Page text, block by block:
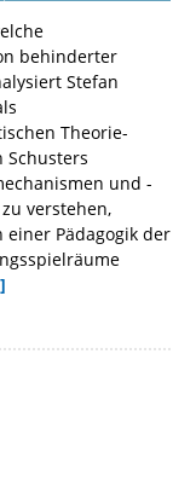
behinderter
Stefan
Theorie-
Schusters
und -
verstehen,
Pädagogik der